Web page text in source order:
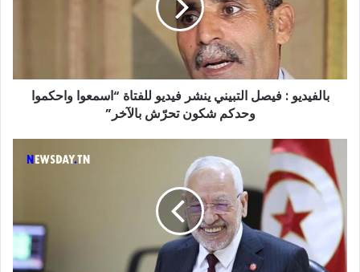
واحكموا
وحدكم
بالآخر”
بالفيديو : فيصل التبيني ينشر فيديو للفتاة “اسمعوا واحكموا
وحدكم شكون تحرّش بالآخر”
الغنوشي
يترك
رئيس
الجمهورية
مهب
الريح
ويقوم